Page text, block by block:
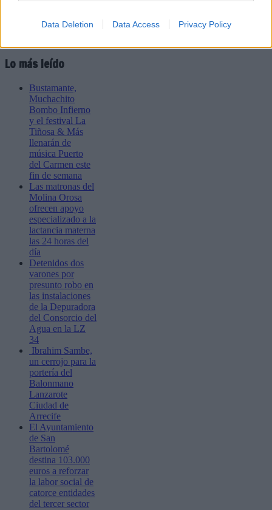
Data Deletion Data Access Privacy Policy
Lo más leído
Bustamante,
Muchachito
Bombo Infierno
y el festival La
Tiñosa & Más
llenarán de
música Puerto
del Carmen este
fin de semana
Las matronas del
Molina Orosa
ofrecen apoyo
especializado a la
lactancia materna
las 24 horas del
día
Detenidos dos
varones por
presunto robo en
las instalaciones
de la Depuradora
del Consorcio del
Agua en la LZ
34
Ibrahim Sambe,
un cerrojo para la
portería del
Balonmano
Lanzarote
Ciudad de
Arrecife
El Ayuntamiento
de San
Bartolomé
destina 103.000
euros a reforzar
la labor social de
catorce entidades
del tercer sector